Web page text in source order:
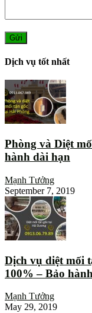
Dịch vụ tốt nhất
Phòng và Diệt
hành dài hạn
Mạnh Tưởng
September 7, 2019
Dịch vụ diệt mối
100% – Bảo
Mạnh Tưởng
May 29, 2019